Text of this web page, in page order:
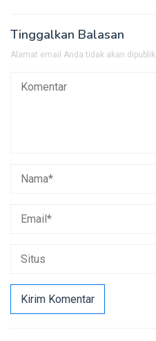
Tinggalkan Balasan
Alamat email Anda tidak akan